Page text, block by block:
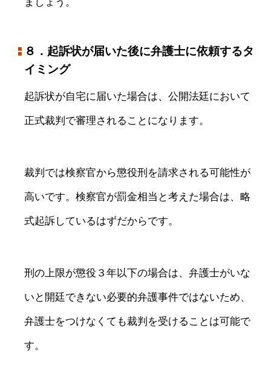
８．起訴状が届いた後に弁護士に依頼するタ
イミング
起訴状が自宅に届いた場合は、公開法廷において
正式裁判で審理されることになります。
裁判では検察官から懲役刑を請求される可能性が
高いです。検察官が罰金相当と考えた場合は、略
式起訴しているはずだからです。
刑の上限が懲役３年以下の場合は、弁護士がいな
いと開廷できない必要的弁護事件ではないため、
弁護士をつけなくても裁判を受けることは可能で
す。